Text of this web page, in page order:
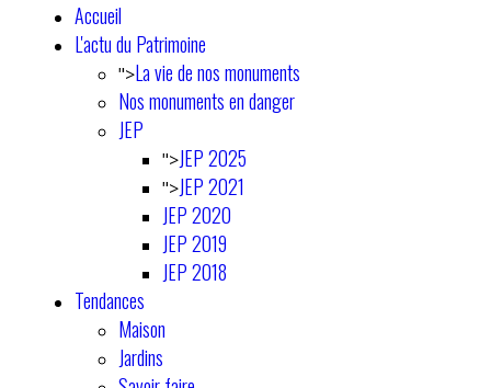
Accueil
L'actu du Patrimoine
">La vie de nos monuments
Nos monuments en danger
JEP
">JEP 2025
">JEP 2021
JEP 2020
JEP 2019
JEP 2018
Tendances
Maison
Jardins